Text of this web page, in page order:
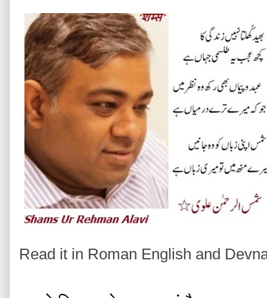
Read it in Roman English and